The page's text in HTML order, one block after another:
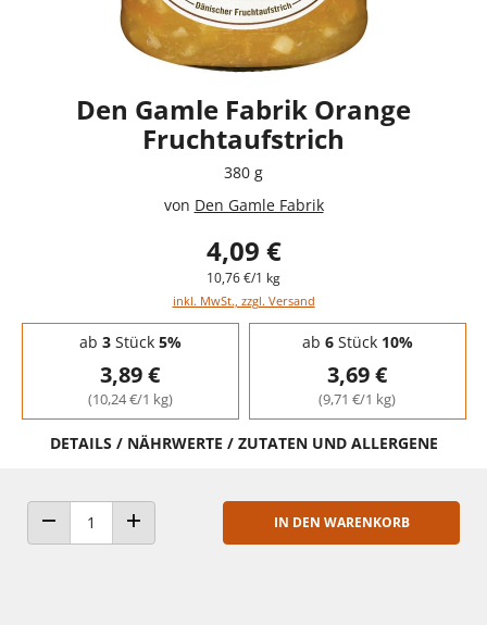
Den Gamle Fabrik Orange
Fruchtaufstrich
380 g
von Den Gamle Fabrik
4,09 €
10,76 €/1 kg
inkl. MwSt., zzgl. Versand
Staffelpreise - Mengenrabatt
ab 3Stück 5%
3,89 €
(10,24 €/1 kg)
ab 6Stück 10%
3,69 €
(9,71 €/1 kg)
DETAILS / NÄHRWERTE / ZUTATEN UND ALLERGENE
ANZAHL VERRINGERNANZAHL ERHÖHEN
IN DEN WARENKORB